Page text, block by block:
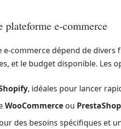
plateforme e-commerce
e-commerce dépend de
et le budget disponible. Les
, idéales pour lancer
WooCommerce ou PrestaShop
des besoins spécifiques et